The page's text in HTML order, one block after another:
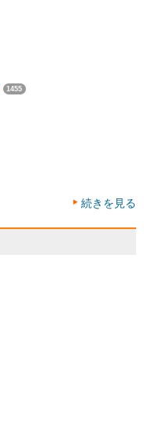
1455
続きを見る